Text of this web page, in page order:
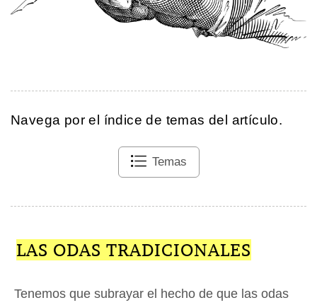
Navega por el índice de temas del artículo.
Temas
LAS ODAS TRADICIONALES
Tenemos que subrayar el hecho de que las odas